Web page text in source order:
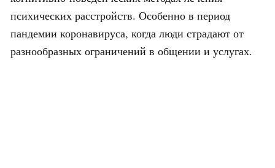
психических расстройств. Особенно в период
пандемии коронавируса, когда люди страдают от
разнообразных ограничений в общении и услугах.